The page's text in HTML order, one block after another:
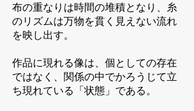
布の重なりは時間の堆積となり、糸
のリズムは万物を貫く見えない流れ
を映し出す。
作品に現れる像は、個としての存在
ではなく、関係の中でかろうじて立
ち現れている「状態」である。